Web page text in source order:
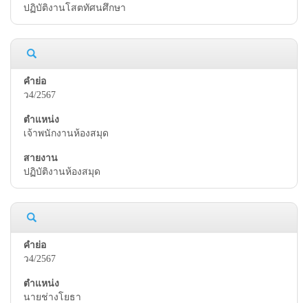
ปฏิบัติงานโสตทัศนศึกษา
ว4/2567
เจ้าพนักงานห้องสมุด
ปฏิบัติงานห้องสมุด
ว4/2567
นายช่างโยธา